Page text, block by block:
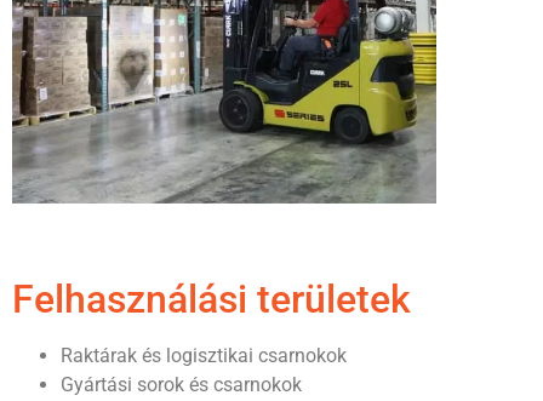
Felhasználási területek
Raktárak és logisztikai csarnokok
Gyártási sorok és csarnokok